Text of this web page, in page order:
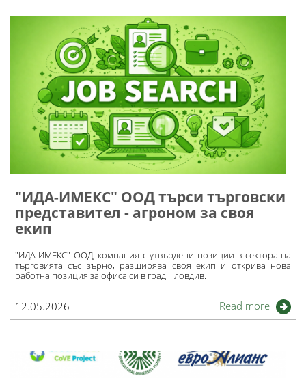
"ИДА-ИМЕКС" ООД търси търговски
представител - агроном за своя
екип
"ИДА-ИМЕКС" ООД, компания с утвърдени позиции в сектора на
търговията със зърно, разширява своя екип и открива нова
работна позиция за офиса си в град Пловдив.
12.05.2026 Read more